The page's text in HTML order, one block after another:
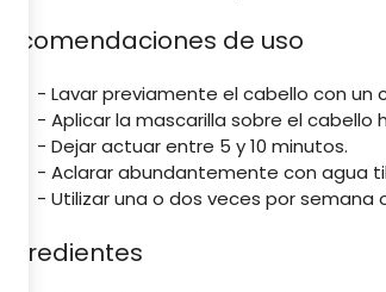
Recomendaciones de uso
- Lavar previamente el cabello con un
- Aplicar la mascarilla sobre el cabello
- Dejar actuar entre 5 y 10 minutos.
- Aclarar abundantemente con agua
- Utilizar una o dos veces por semana
Ingredientes